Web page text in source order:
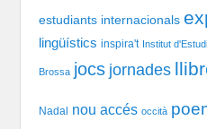
estudiants internacionals
lingüístics inspira't Institut
Brossa jocs jornades
Nadal nou accés occità